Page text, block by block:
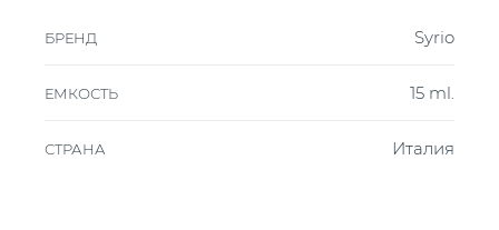
БРЕНД Syrio
ЕМКОСТЬ 15 ml.
СТРАНА Италия